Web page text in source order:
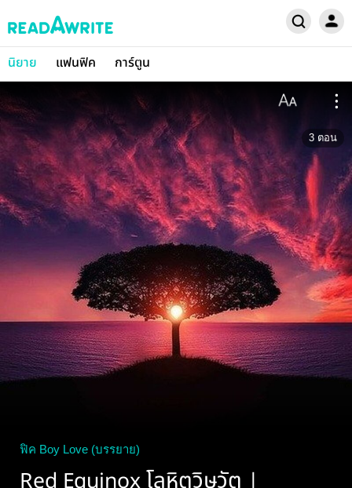
นิยาย แฟนฟิค การ์ตูน
3 ตอน
ฟิค Boy Love (บรรยาย)